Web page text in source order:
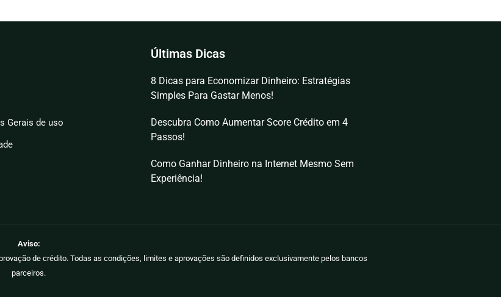
Gerais de uso
Últimas Dicas
8 Dicas para Economizar Dinheiro: Estratégias
Simples Para Gastar Menos!
Descubra Como Aumentar Score Crédito em 4
Passos!
Como Ganhar Dinheiro na Internet Mesmo Sem
Experiência!
Aviso:
de crédito. Todas as condições, limites e aprovações são definidos exclusivamente pelos bancos
parceiros.